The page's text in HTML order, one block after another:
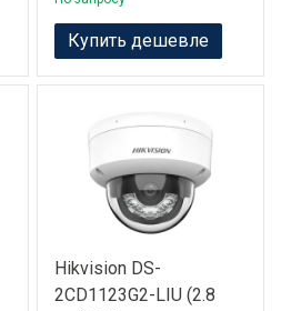
Купить дешевле
Hikvision DS-
2CD1123G2-LIU (2.8